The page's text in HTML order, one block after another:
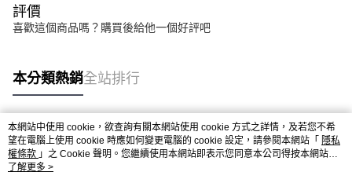
評價
喜歡這個商品嗎？購買後給他一個好評吧
本分類熱銷全站排行
熱門標籤
本網站中使用 cookie，欲查詢有關本網站使用 cookie 方式之詳情，及若您不希
望在電腦上使用 cookie 時應如何變更電腦的 cookie 設定，請參閱本網站「 隱私
權條款 」之 Cookie 聲明。您繼續使用本網站即表示您同意本公司得按本網站使
用條款之 Cookie 聲明使用 cookie。
了解更多 >